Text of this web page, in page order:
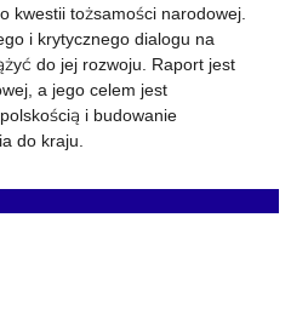
kwestii tożsamości narodowej.
i krytycznego dialogu na
do jej rozwoju. Raport jest
a jego celem jest
i budowanie
do kraju.